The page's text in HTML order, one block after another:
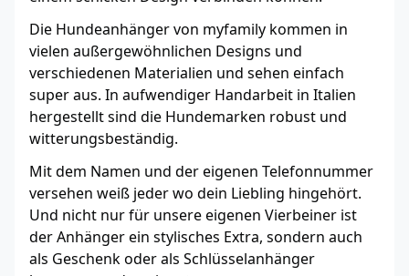
Die Hundeanhänger von myfamily kommen in
vielen außergewöhnlichen Designs und
verschiedenen Materialien und sehen einfach
super aus. In aufwendiger Handarbeit in Italien
hergestellt sind die Hundemarken robust und
witterungsbeständig.
Mit dem Namen und der eigenen Telefonnummer
versehen weiß jeder wo dein Liebling hingehört.
Und nicht nur für unsere eigenen Vierbeiner ist
der Anhänger ein stylisches Extra, sondern auch
als Geschenk oder als Schlüsselanhänger